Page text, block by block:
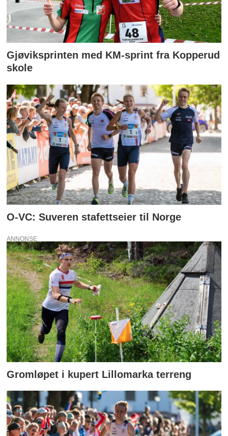
Gjøviksprinten med KM-sprint fra Kopperud
skole
O-VC: Suveren stafettseier til Norge
ANNONSE
Gromløpet i kupert Lillomarka terreng